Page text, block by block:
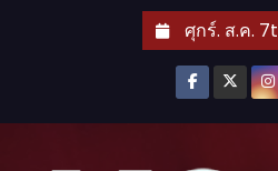
ศุกร์. ส.ค.